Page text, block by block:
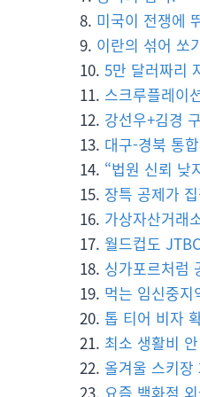
미국이 전쟁에
이란의 섞어 쏘
5만 달러짜리
스크루플레이
강선우+김경
대구-경북 통
“법원 신뢰 낮
장특 공제가
가상자산거래
월드컵도
싱가포르처럼
먹는 임신중
톱 티어 비자
최소 생활비
올겨울 스키
요즘 백화점